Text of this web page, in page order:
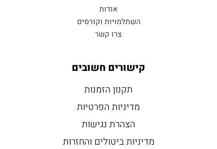
אודות
השתלמויות וקורסים
צרו קשר
קישורים חשובים
תקנון הזמנות
מדיניות הפרטיות
הצהרת נגישות
מדיניות ביטולים והחזרות